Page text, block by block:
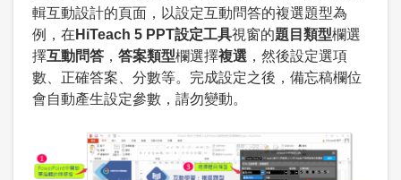
輯互動設計的頁面，以設定互動問答的複選題型為
例，在 HiTeach 5 PPT設定工具視窗的題目類型欄選
擇互動問答， 答案類型欄選擇複選 ，然後設定選項
數、正確答案、分數等。完成設定之後，備忘稿欄位
會自動產生設定參數，請勿變動。